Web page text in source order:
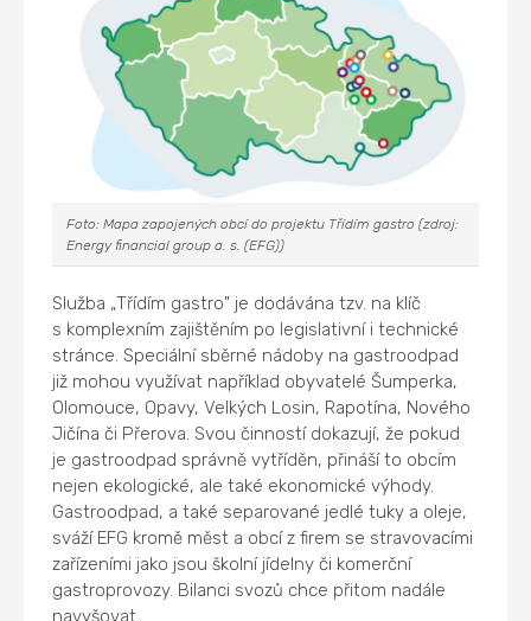
Foto: Mapa zapojených obcí do projektu Třídím gastro (zdroj:
Energy financial group a. s. (EFG))
Služba „Třídím gastro" je dodávána tzv. na klíč
s komplexním zajištěním po legislativní i technické
stránce. Speciální sběrné nádoby na gastroodpad
již mohou využívat například obyvatelé Šumperka,
Olomouce, Opavy, Velkých Losin, Rapotína, Nového
Jičína či Přerova. Svou činností dokazují, že pokud
je gastroodpad správně vytříděn, přináší to obcím
nejen ekologické, ale také ekonomické výhody.
Gastroodpad, a také separované jedlé tuky a oleje,
sváží EFG kromě měst a obcí z firem se stravovacími
zařízeními jako jsou školní jídelny či komerční
gastroprovozy. Bilanci svozů chce přitom nadále
navyšovat.